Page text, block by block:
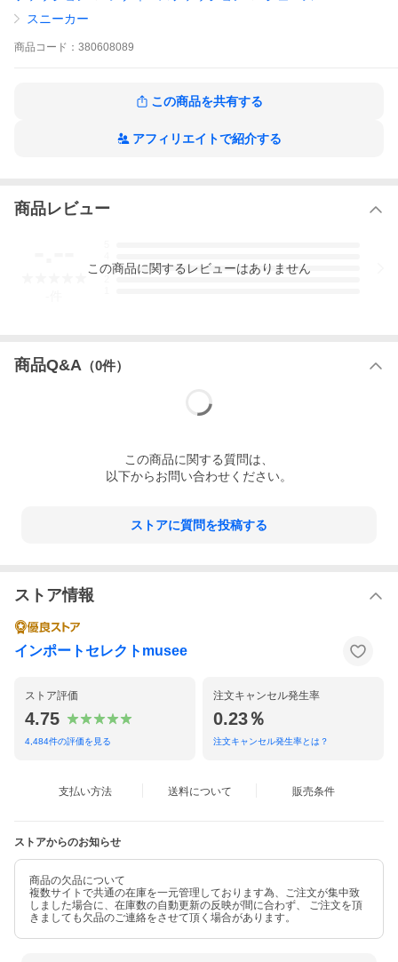
・軽量ラバーソール
・メタリックシルバーのアイコン
アイテム
【37】 (JP:23.5cm相当)
※上記は公式サイトに記載のサイズ相当となり
※商品の計測はcm単位です。商品によって個
素材
⇒ 付属品についてはこちら
品番
⇒ ギフトラッピングのご注文はこちら
スニーカー
商品 コード： 380608089
この商品を共有する
アフィリエイトで紹介する
商品レビュー
3
この商品に関するレビューはありません
商品Q&A （0件）
この商品に関する質問は、
以下からお問い合わせください。
ストアに質問を投稿する
ストア情報
インポートセレクトmusee
ストア評価
4.75
4,484件の評価を見る
注文キャンセル発生率
0.23％
注文キャンセル発生率とは？
支払い方法 送料について 販売条件
ストアからのお知らせ
商品の欠品について
複数サイトで共通の在庫を一元管理しております為、ご注文が集中致
しました場合に、在庫数の自動更新の反映が間に合わず、 ご注文を頂
きましても欠品のご連絡をさせて頂く場合があります。